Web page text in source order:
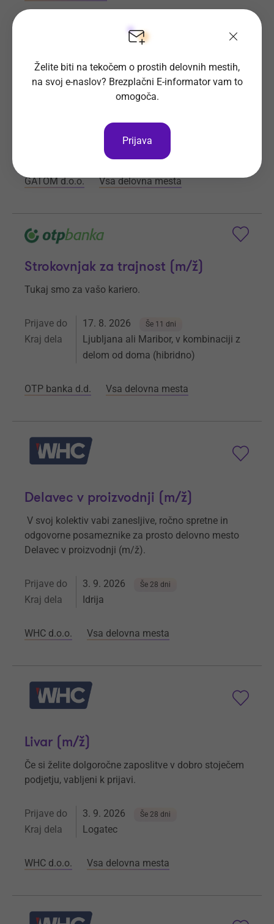
Monter prezračevalnih sistemov
/ Električar (m/ž)
Zaposlimo: Monterja prezračevalnih sistemov /
3. 9. 2026 Še 28 dni
Ljubljana, Teren
GATOM d.o.o. Vsa delovna mesta
Strokovnjak za trajnost (m/ž)
Tukaj smo za vašo kariero.
Prijave do 17. 8. 2026 Še 11 dni
Kraj dela
Ljubljana ali Maribor, v kombinaciji z
delom od doma (hibridno)
OTP banka d.d. Vsa delovna mesta
Delavec v proizvodnji (m/ž)
V svoj kolektiv vabi zanesljive, ročno spretne in
odgovorne posameznike za prosto delovno mesto
Delavec v proizvodnji (m/ž).
Prijave do 3. 9. 2026 Še 28 dni
Kraj dela Idrija
WHC d.o.o. Vsa delovna mesta
Livar (m/ž)
Če si želite dolgoročne zaposlitve v dobro stoječem
podjetju, vabljeni k prijavi.
Prijave do 3. 9. 2026 Še 28 dni
Kraj dela Logatec
WHC d.o.o. Vsa delovna mesta
Želite biti na tekočem o prostih delovnih mestih,
na svoj e-naslov? Brezplačni E-informator vam to
omogoča.
Prijava